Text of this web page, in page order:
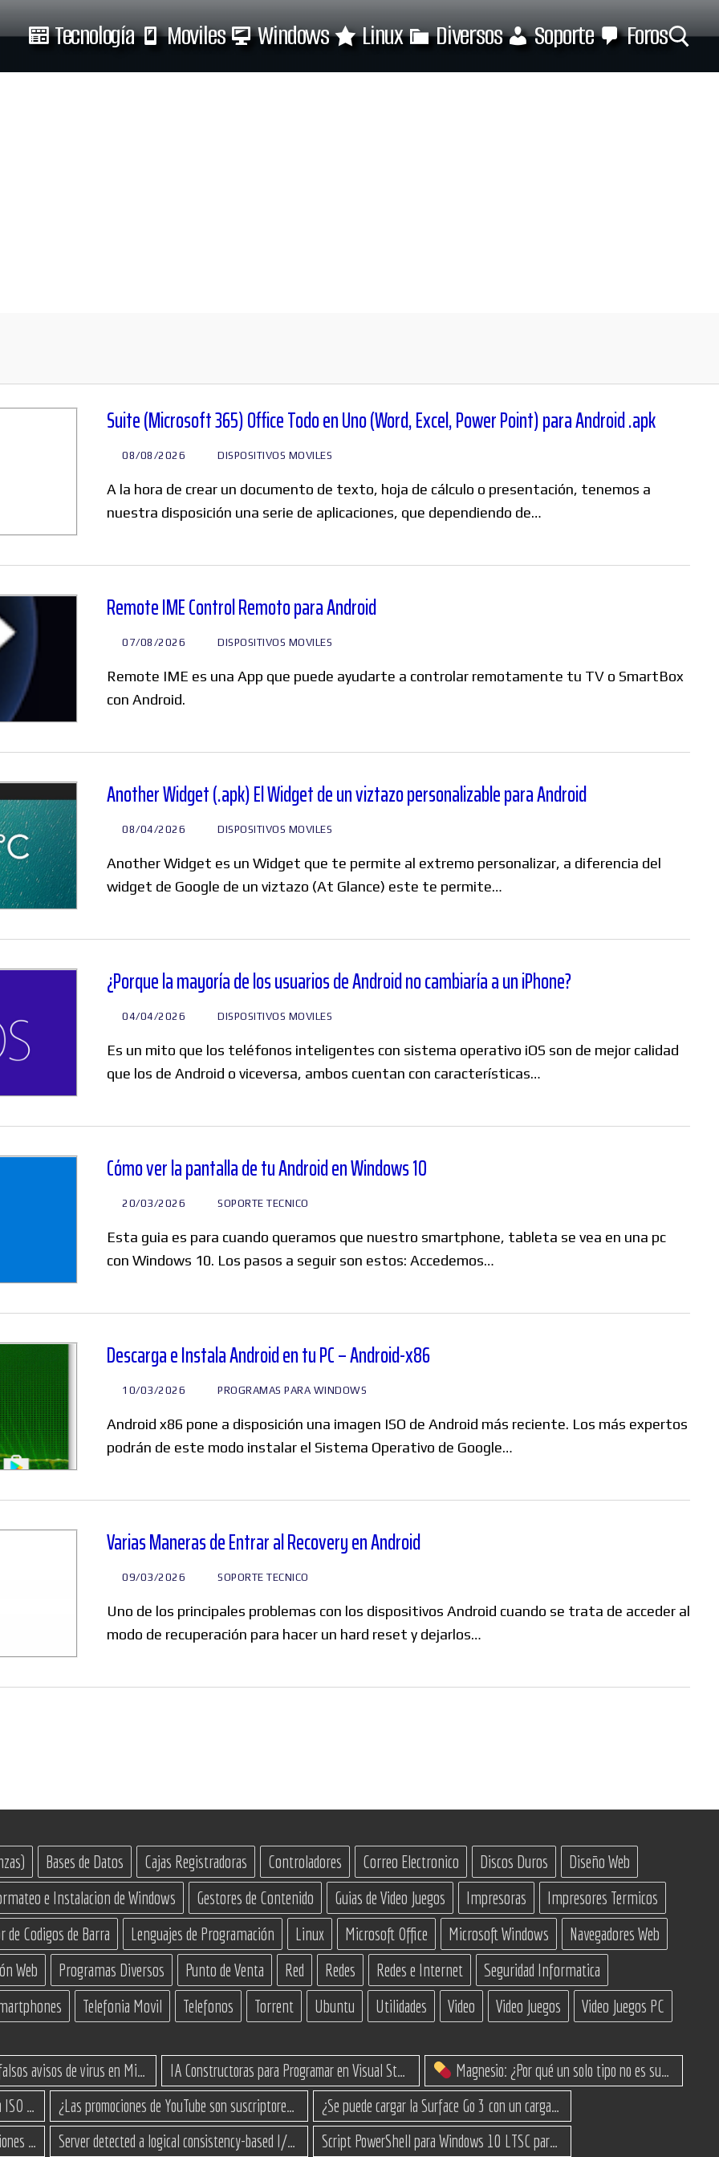
Tecnología Moviles Windows Linux Diversos Soporte Foros
Diversos
Soporte
Suite (Microsoft 365) Office Todo en Uno (Word, Excel, Power Point) para Android .apk
08/08/2026 DISPOSITIVOS MOVILES
A la hora de crear un documento de texto, hoja de cálculo o presentación, tenemos a
nuestra disposición una serie de aplicaciones, que dependiendo de…
Remote IME Control Remoto para Android
07/08/2026 DISPOSITIVOS MOVILES
Remote IME es una App que puede ayudarte a controlar remotamente tu TV o SmartBox
con Android.
Another Widget (.apk) El Widget de un viztazo personalizable para Android
08/04/2026 DISPOSITIVOS MOVILES
Another Widget es un Widget que te permite al extremo personalizar, a diferencia del
widget de Google de un viztazo (At Glance) este te permite…
¿Porque la mayoría de los usuarios de Android no cambiaría a un iPhone?
04/04/2026 DISPOSITIVOS MOVILES
Es un mito que los teléfonos inteligentes con sistema operativo iOS son de mejor calidad
que los de Android o viceversa, ambos cuentan con características…
Cómo ver la pantalla de tu Android en Windows 10
20/03/2026 SOPORTE TECNICO
Esta guia es para cuando queramos que nuestro smartphone, tableta se vea en una pc
con Windows 10. Los pasos a seguir son estos: ​Accedemos…
Descarga e Instala Android en tu PC – Android-x86
10/03/2026 PROGRAMAS PARA WINDOWS
Android x86 pone a disposición una imagen ISO de Android más reciente. Los más expertos
podrán de este modo instalar el Sistema Operativo de Google…
Varias Maneras de Entrar al Recovery en Android
09/03/2026 SOPORTE TECNICO
Uno de los principales problemas con los dispositivos Android cuando se trata de acceder al
modo de recuperación para hacer un hard reset y dejarlos…
Bases de Datos Cajas Registradoras Controladores Correo Electronico Discos Duros
Diseño Web
e Instalacion de Windows Gestores de Contenido Guias de Video Juegos Impresoras
Impresores Termicos
de Codigos de Barra Lenguajes de Programación Linux Microsoft Office Microsoft Windows
Navegadores Web
Web Programas Diversos Punto de Venta Red Redes Redes e Internet
Seguridad Informatica
Telefonia Movil Telefonos Torrent Ubuntu Utilidades Video Video Juegos Video Juegos PC
Cómo eliminar los falsos avisos de virus en Microsoft Edge IA Constructoras para Programar en Visual Studio con C#
Magnesio: ¿Por qué un solo tipo no es suficiente? (Guía de variantes)
Cómo actualizar a Windows 11 desde una ISO en equipos no compatibles
¿Las promociones de YouTube son suscriptores reales o bots? Esta es la Verdad
¿Se puede cargar la Surface Go 3 con un cargador USB-C de teléfono?
Surface Go 3 no enciende: causas y soluciones paso a paso para que arranque
Server detected a logical consistency-based I/O error: incorrect pageid Script PowerShell para Windows 10 LTSC para recuperar espacio